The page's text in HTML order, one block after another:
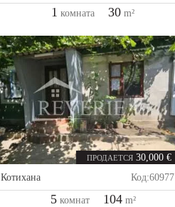
1 комната 30 m²
ПРОДАЕТСЯ 30,000 €
Котихана
Код:60977
5комнат 104m²